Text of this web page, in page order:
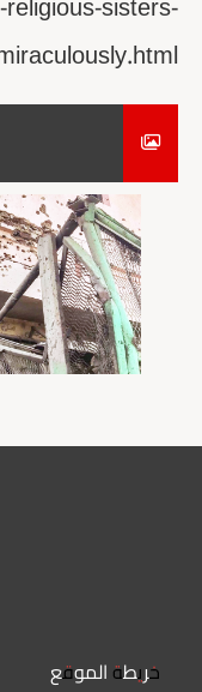
خريطة الموقع